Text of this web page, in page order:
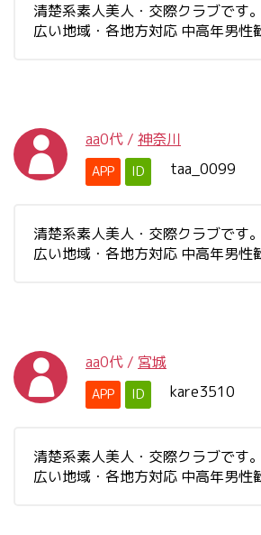
清楚系素人美人・交際クラブです
広い地域・各地方対応 中高年男性
aa0代 / 神奈川
APP ID taa_0099
清楚系素人美人・交際クラブです
広い地域・各地方対応 中高年男性
aa0代 / 宮城
APP ID kare3510
清楚系素人美人・交際クラブです
広い地域・各地方対応 中高年男性